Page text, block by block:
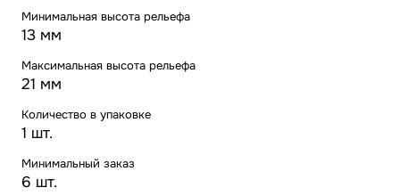
Минимальная высота рельефа
13 мм
Максимальная высота рельефа
21 мм
Количество в упаковке
1 шт.
Минимальный заказ
6 шт.